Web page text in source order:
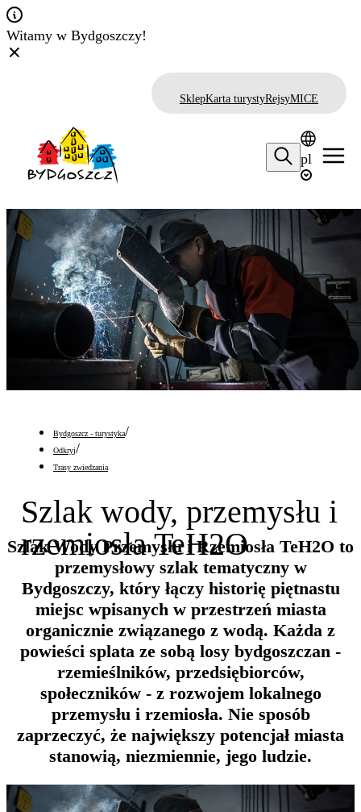
Witamy w Bydgoszczy!
SklepKarta turystyRejsyMICE
pl
Bydgoszcz - turystyka/
Odkryj/
Trasy zwiedzania
Szlak wody, przemysłu i
rzemiosła TeH2O
Szlak Wody Przemysłu i Rzemiosła TeH2O to
przemysłowy szlak tematyczny w
Bydgoszczy, który łączy historię piętnastu
miejsc wpisanych w przestrzeń miasta
organicznie związanego z wodą. Każda z
powieści splata ze sobą losy bydgoszczan -
rzemieślników, przedsiębiorców,
społeczników - z rozwojem lokalnego
przemysłu i rzemiosła. Nie sposób
zaprzeczyć, że największy potencjał miasta
stanowią, niezmiennie, jego ludzie.